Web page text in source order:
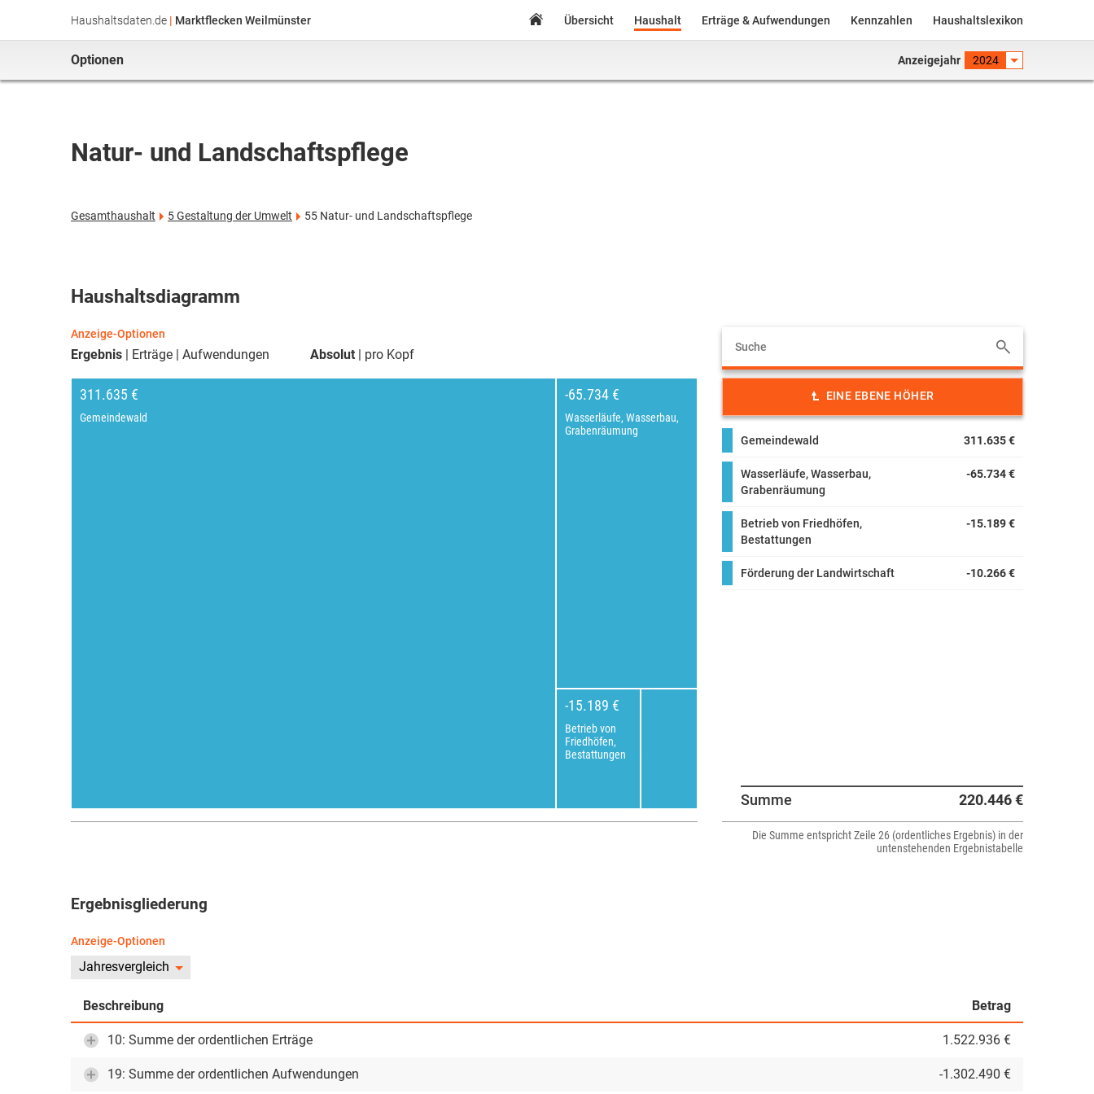
Haushaltsdaten.de | Marktflecken Weilmünster Übersicht Haushalt Erträge & Aufwendungen Kennzahlen Haushaltslexikon
Optionen Anzeigejahr 2024
Natur- und Landschaftspflege
Gesamthaushalt 5 Gestaltung der Umwelt 55 Natur- und Landschaftspflege
Haushaltsdiagramm
Anzeige-Optionen
Ergebnis Erträge Aufwendungen Absolut pro Kopf
311.635 €
Gemeindewald
-65.734 €
Wasserläufe, Wasserbau,
Grabenräumung
-15.189 €
Betrieb von
Friedhöfen,
Bestattungen
EINE EBENE HÖHER
Gemeindewald 311.635 €
Wasserläufe, Wasserbau,
Grabenräumung
-65.734 €
Betrieb von Friedhöfen,
Bestattungen
-15.189 €
Förderung der Landwirtschaft -10.266 €
Summe 220.446 €
Die Summe entspricht Zeile 26 (ordentliches Ergebnis) in der
untenstehenden Ergebnistabelle
Ergebnisgliederung
Anzeige-Optionen
Jahresvergleich
Beschreibung Betrag
10: Summe der ordentlichen Erträge 1.522.936 €
19: Summe der ordentlichen Aufwendungen -1.302.490 €